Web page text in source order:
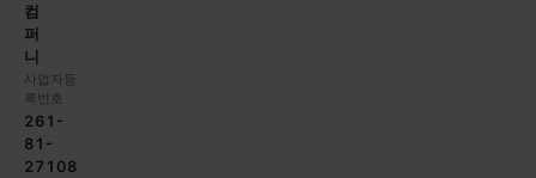
컴
퍼
니
사업자등
록번호
261-
81-
27108